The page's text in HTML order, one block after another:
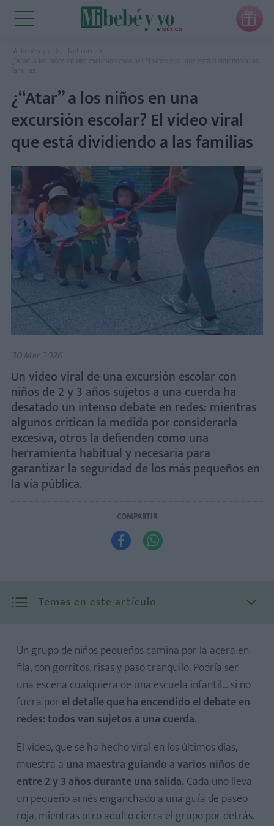

Mi bebé y yo
Noticias
¿“Atar” a los niños en una excursión escolar? El video viral que está dividiendo a las
familias
¿“Atar” a los niños en una
excursión escolar? El video viral
que está dividiendo a las familias
30 Mar 2026
Un video viral de una excursión escolar con
niños de 2 y 3 años sujetos a una cuerda ha
desatado un intenso debate en redes: mientras
algunos critican la medida por considerarla
excesiva, otros la defienden como una
herramienta habitual y necesaria para
garantizar la seguridad de los más pequeños en
la vía pública.
COMPARTIR
 
Temas en este artículo
Un grupo de niños pequeños camina por la acera en
fila, con gorritos, risas y paso tranquilo. Podría ser
una escena cualquiera de una escuela infantil… si no
fuera por el detalle que ha encendido el debate en
redes: todos van sujetos a una cuerda.
El vídeo, que se ha hecho viral en los últimos días,
muestra a una maestra guiando a varios niños de
entre 2 y 3 años durante una salida. Cada uno lleva
un pequeño arnés enganchado a una guía de paseo
roja, mientras otro adulto cierra el grupo por detrás.